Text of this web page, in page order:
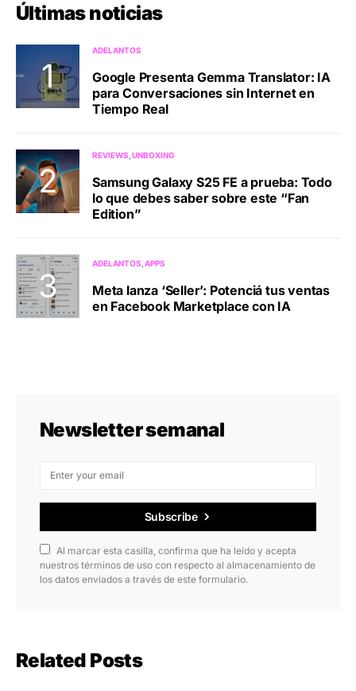
Últimas noticias
ADELANTOS
Google Presenta Gemma Translator: IA
para Conversaciones sin Internet en
Tiempo Real
REVIEWS UNBOXING
Samsung Galaxy S25 FE a prueba: Todo
lo que debes saber sobre este “Fan
Edition”
ADELANTOS APPS
Meta lanza ‘Seller’: Potenciá tus ventas
en Facebook Marketplace con IA
Newsletter semanal
Subscribe
Al marcar esta casilla, confirma que ha leído y acepta
nuestros términos de uso con respecto al almacenamiento de
los datos enviados a través de este formulario.
Related Posts